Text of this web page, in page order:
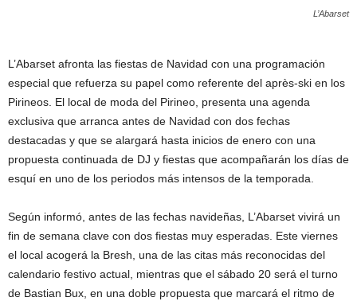
L’Abarset
L’Abarset afronta las fiestas de Navidad con una programación
especial que refuerza su papel como referente del après-ski en los
Pirineos. El local de moda del Pirineo, presenta una agenda
exclusiva que arranca antes de Navidad con dos fechas
destacadas y que se alargará hasta inicios de enero con una
propuesta continuada de DJ y fiestas que acompañarán los días de
esquí en uno de los periodos más intensos de la temporada.
Según informó, antes de las fechas navideñas, L’Abarset vivirá un
fin de semana clave con dos fiestas muy esperadas. Este viernes
el local acogerá la Bresh, una de las citas más reconocidas del
calendario festivo actual, mientras que el sábado 20 será el turno
de Bastian Bux, en una doble propuesta que marcará el ritmo de